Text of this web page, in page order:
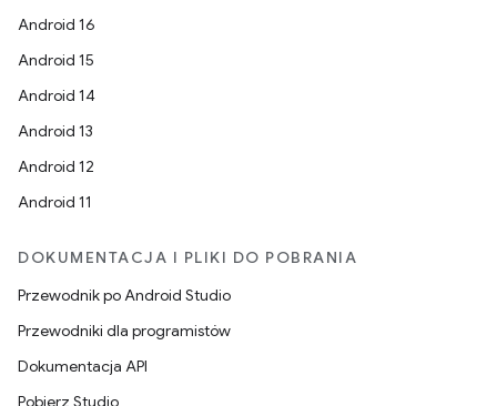
Android 16
Android 15
Android 14
Android 13
Android 12
Android 11
DOKUMENTACJA I PLIKI DO POBRANIA
Przewodnik po Android Studio
Przewodniki dla programistów
Dokumentacja API
Pobierz Studio